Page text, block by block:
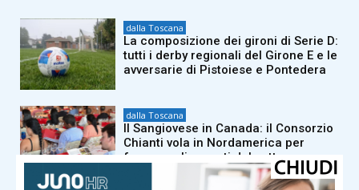
dalla Toscana
La composizione dei gironi di Serie D:
tutti i derby regionali del Girone E e le
avversarie di Pistoiese e Pontedera
dalla Toscana
Il Sangiovese in Canada: il Consorzio
Chianti vola in Nordamerica per
formare gli esperti del settore